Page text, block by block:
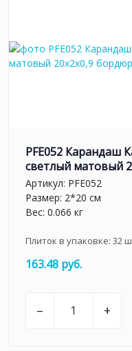
PFE052 Карандаш
светлый матовый
Артикул: PFE052
Размер: 2*20 см
Вес: 0.066 кг
Плиток в упаковке: 32
163.48 руб.
– +